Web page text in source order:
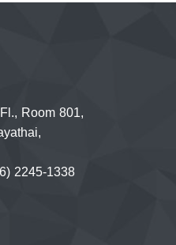
Room 801,
2245-1338